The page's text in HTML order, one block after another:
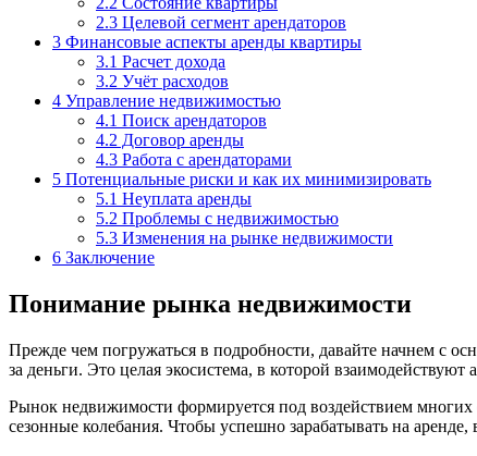
2.3 Целевой сегмент арендаторов
3 Финансовые аспекты аренды квартиры
3.1 Расчет дохода
3.2 Учёт расходов
4 Управление недвижимостью
4.1 Поиск арендаторов
4.2 Договор аренды
4.3 Работа с арендаторами
5 Потенциальные риски и как их минимизировать
5.1 Неуплата аренды
5.2 Проблемы с недвижимостью
5.3 Изменения на рынке недвижимости
6 Заключение
Понимание рынка недвижимости
Прежде чем погружаться в подробности, давайте начнем с
за деньги. Это целая экосистема, в которой
Рынок недвижимости формируется под воздействием многих
сезонные колебания. Чтобы успешно зарабатывать на